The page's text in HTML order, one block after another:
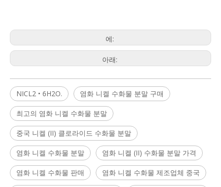
에:
아래:
NICL2 • 6H2O. 염화 니켈 수화물 분말 구매
최고의 염화 니켈 수화물 분말
중국 니켈 (II) 클로라이드 수화물 분말
염화 니켈 수화물 분말 염화 니켈 (II) 수화물 분말 가격
염화 니켈 수화물 판매 염화 니켈 수화물 제조업체 중국